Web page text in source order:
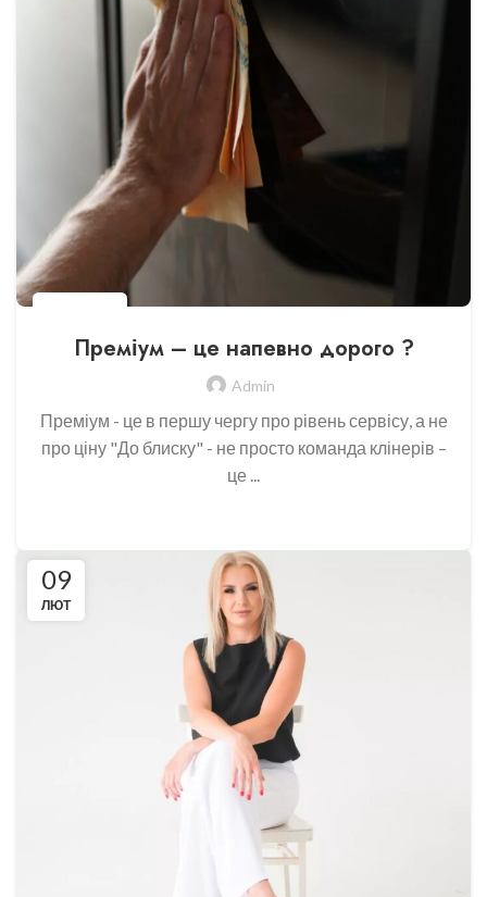
Преміум – це напевно дорого ?
Admin
Преміум - це в першу чергу про рівень сервісу, а не
про ціну "До блиску" - не просто команда клінерів –
це ...
09
ЛЮТ